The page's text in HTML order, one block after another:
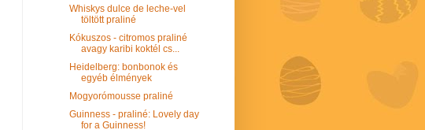
Whiskys dulce de leche-vel
töltött praliné
Kókuszos - citromos praliné
avagy karibi koktél cs...
Heidelberg: bonbonok és
egyéb élmények
Mogyorómousse praliné
Guinness - praliné: Lovely day
for a Guinness!